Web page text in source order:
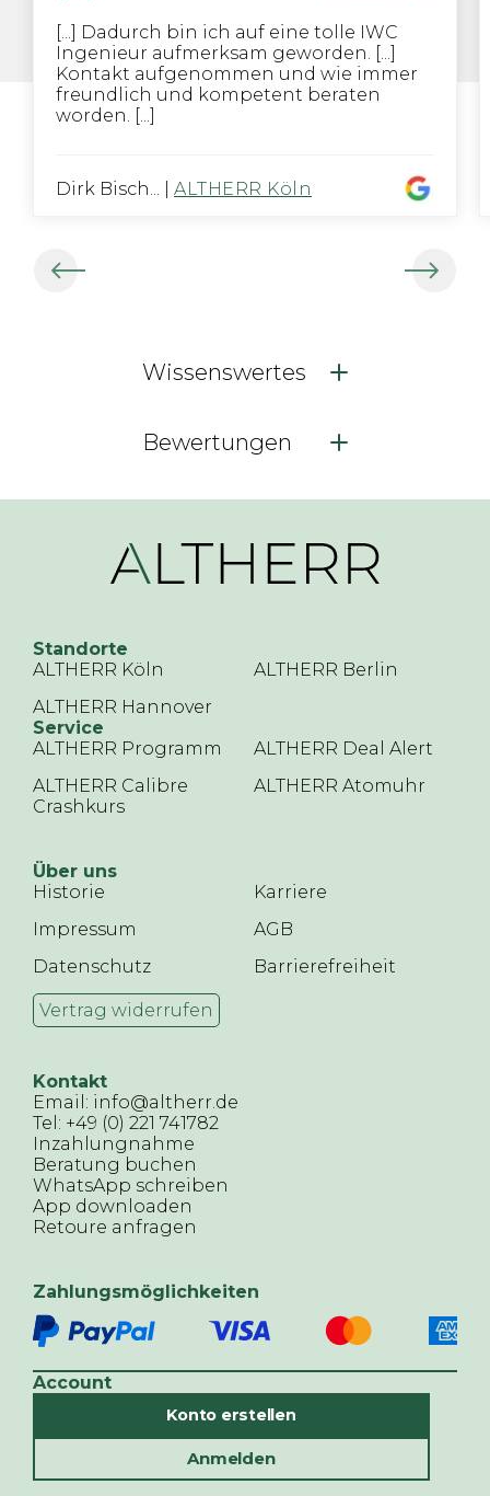
[...] Dadurch bin ich auf eine tolle IWC
Ingenieur aufmerksam geworden. [...]
Kontakt aufgenommen und wie immer
freundlich und kompetent beraten
worden. [...]
Dirk Bisch... ALTHERR Köln
Wissenswertes
Bewertungen
Standorte
ALTHERR Köln
ALTHERR Berlin
ALTHERR Hannover
Service
ALTHERR Programm
ALTHERR Deal Alert
ALTHERR Calibre
Crashkurs
ALTHERR Atomuhr
Über uns
Historie
Karriere
Impressum
AGB
Datenschutz
Barrierefreiheit
Vertrag widerrufen
Kontakt
Email: info@altherr.de
Tel: +49 (0) 221 741782
Inzahlungnahme
Beratung buchen
WhatsApp schreiben
App downloaden
Retoure anfragen
Zahlungsmöglichkeiten
Account
Konto erstellen
Anmelden